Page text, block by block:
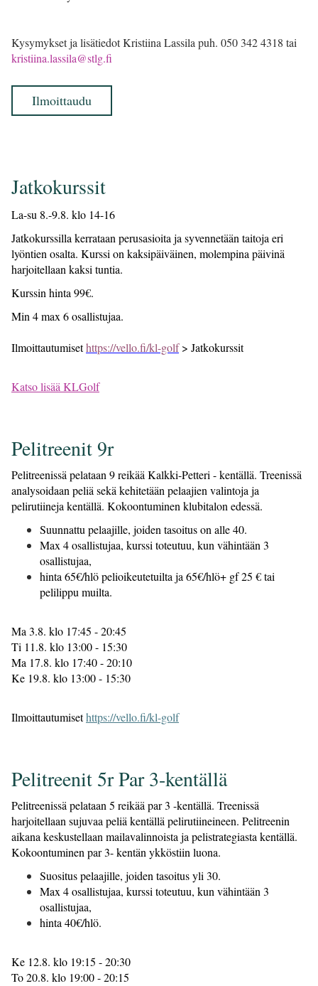
Kysymykset ja lisätiedot Kristiina Lassila puh. 050 342 4318 tai
kristiina.lassila@stlg.fi
Ilmoittaudu
Jatkokurssit
La-su 8.-9.8. klo 14-16
Jatkokurssilla kerrataan perusasioita ja syvennetään taitoja eri
lyöntien osalta. Kurssi on kaksipäiväinen, molempina päivinä
harjoitellaan kaksi tuntia.
Kurssin hinta 99€.
Min 4 max 6 osallistujaa.
Ilmoittautumisethttps://vello.fi/kl-golf> Jatkokurssit
Katso lisää KLGolf
Pelitreenit 9r
Pelitreenissä pelataan 9 reikää Kalkki-Petteri - kentällä. Treenissä
analysoidaan peliä sekä kehitetään pelaajien valintoja ja
pelirutiineja kentällä. Kokoontuminen klubitalon edessä.
Suunnattu pelaajille, joiden tasoitus on alle 40.
Max 4 osallistujaa, kurssi toteutuu, kun vähintään 3
osallistujaa,
hinta 65€/hlö pelioikeutetuilta ja 65€/hlö+ gf 25 € tai
pelilippu muilta.
Ma 3.8. klo 17:45 - 20:45
Ti 11.8. klo 13:00 - 15:30
Ma 17.8. klo 17:40 - 20:10
Ke 19.8. klo 13:00 - 15:30
Ilmoittautumisethttps://vello.fi/kl-golf
Pelitreenit 5r Par 3-kentällä
Pelitreenissä pelataan 5 reikää par 3 -kentällä. Treenissä
harjoitellaan sujuvaa peliä kentällä pelirutiineineen. Pelitreenin
aikana keskustellaan mailavalinnoista ja pelistrategiasta kentällä.
Kokoontuminen par 3- kentän ykköstiin luona.
Suositus pelaajille, joiden tasoitus yli 30.
Max 4 osallistujaa, kurssi toteutuu, kun vähintään 3
osallistujaa,
hinta 40€/hlö.
Ke 12.8. klo 19:15 - 20:30
To 20.8. klo 19:00 - 20:15